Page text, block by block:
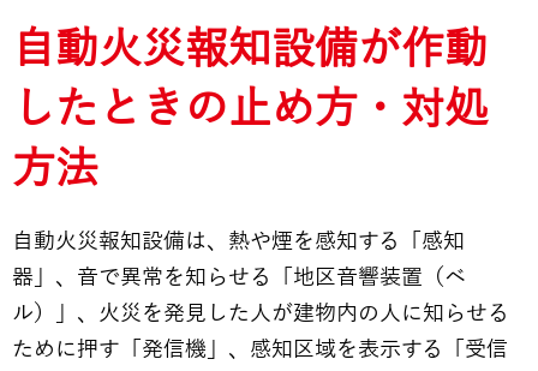
自動火災報知設備が作動
したときの止め方・対処
方法
自動火災報知設備は、熱や煙を感知する「感知
器」、音で異常を知らせる「地区音響装置（ベ
ル）」、火災を発見した人が建物内の人に知らせる
ために押す「発信機」、感知区域を表示する「受信